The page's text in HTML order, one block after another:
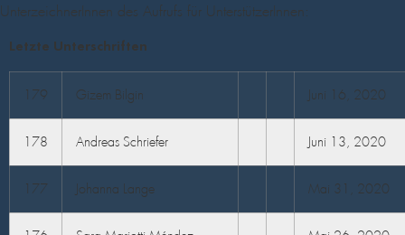
UnterzeichnerInnen des Aufrufs für UnterstützerInnen:
Letzte Unterschriften
179 Gizem Bilgin Juni 16, 2020
178 Andreas Schriefer Juni 13, 2020
177 Johanna Lange Mai 31, 2020